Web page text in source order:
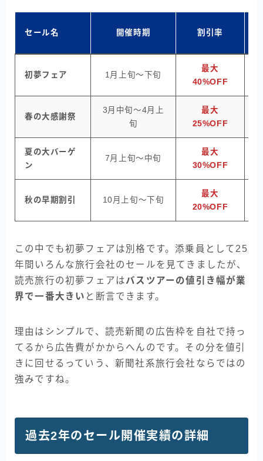
セール名 開催時期 割引率
初夢フェア 1月上旬〜下旬
最大
40%OFF
春の大感謝祭
3月中旬〜4月上
旬
最大
25%OFF
夏の大バーゲ
ン
7月上旬〜中旬
最大
30%OFF
秋の早期割引 10月上旬〜下旬
最大
20%OFF
この中でも初夢フェアは別格です。添乗員として25
年間いろんな旅行会社のセールを見てきましたが、
読売旅行の初夢フェアはバスツアーの値引き幅が業
界で一番大きい と断言できます。
理由はシンプルで、読売新聞の広告枠を自社で持っ
てるから広告費がかからへんのです。その分を値引
きに回せるっていう、新聞社系旅行会社ならではの
強みですね。
過去2年のセール開催実績の詳細